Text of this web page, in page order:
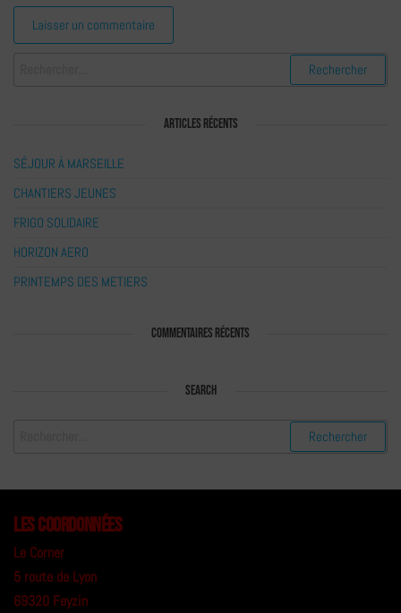
ARTICLES RÉCENTS
SÉJOUR À MARSEILLE
CHANTIERS JEUNES
FRIGO SOLIDAIRE
HORIZON AERO
PRINTEMPS DES METIERS
COMMENTAIRES RÉCENTS
SEARCH
Les coordonnées
Le Corner
5 route de Lyon
69320 Feyzin